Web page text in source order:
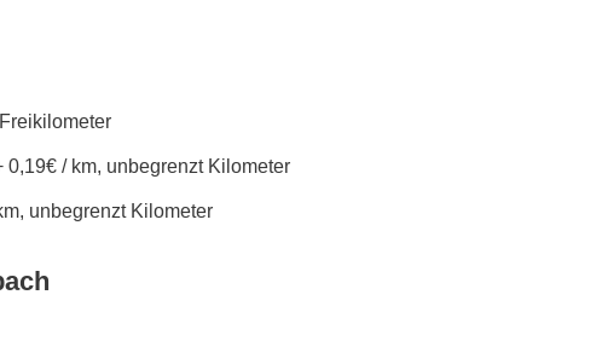
/ km, unbegrenzt Kilometer
unbegrenzt Kilometer